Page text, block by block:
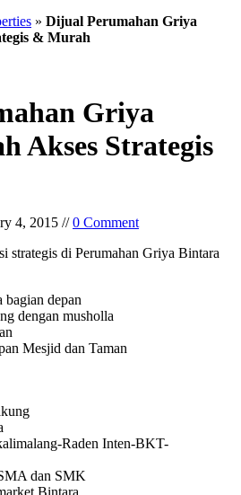
» Dijual Perumahan Griya
& Murah
Griya
Akses Strategis
4, 2015 //0 Comment
strategis di Perumahan Griya Bintara
bagian depan
dengan musholla
Mesjid dan Taman
Raden Inten-BKT-
dan SMK